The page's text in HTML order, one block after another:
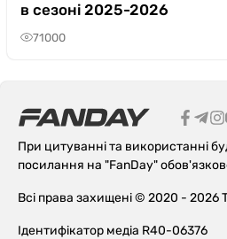
в сезоні 2025-2026
71000
При цитуванні та використанні
посилання на "FanDay"
Всі права захищені © 2020 -
Ідентифікатор медіа R40-06376